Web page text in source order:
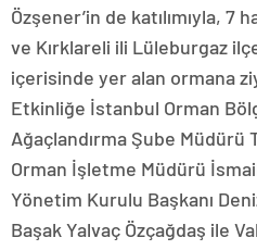
Özşener’in de katılımıyla, 7
ve Kırklareli ili Lüleburgaz
içerisinde yer alan ormana
Etkinliğe İstanbul Orman
Ağaçlandırma Şube Müdürü
Orman İşletme Müdürü
Yönetim Kurulu Başkanı
Başak Yalvaç Özçağdaş ile